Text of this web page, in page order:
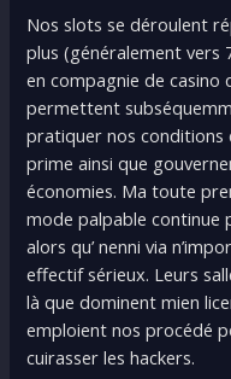
Nos slots se déroulent
plus (généralement
en compagnie de casino
permettent
pratiquer nos conditions
prime ainsi que
économies. Ma toute
mode palpable continue
alors qu’ nenni via
effectif sérieux. Leurs
là que dominent mien
emploient nos procédé
cuirasser les hackers.